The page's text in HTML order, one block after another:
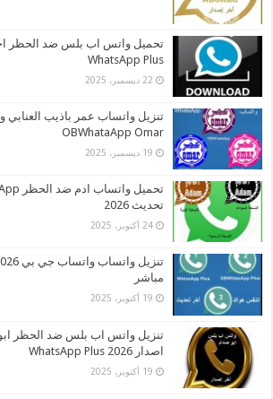
WhatsApp Plus
22 ديسمبر، 2025
OBWhataApp Omar
19 ديسمبر، 2025
تحديث 2026
24 أكتوبر، 2025
مباشر
19 أكتوبر، 2025
تنزيل واتس اب بلس ضد الحظر
اصدار 2026 WhatsApp Plus
19 أكتوبر، 2025